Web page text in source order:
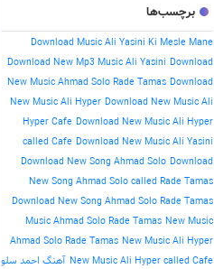
برچسب‌ها
Download Music Ali Yasini Ki Mesle Mane
Download New Mp3 Music Ali Yasini Download
New Music Ahmad Solo Rade Tamas Download
New Music Ali Hyper Download New Music Ali
Hyper Cafe Download New Music Ali Hyper
called Cafe Download New Music Ali Yasini
Download New Song Ahmad Solo Download
New Song Ahmad Solo called Rade Tamas
Download New Song Ahmad Solo Rade Tamas
Music Ahmad Solo Rade Tamas New Music
Ahmad Solo Rade Tamas New Music Ali Hyper
New Music Ali Hyper called Cafe آهنگ احمد سلو